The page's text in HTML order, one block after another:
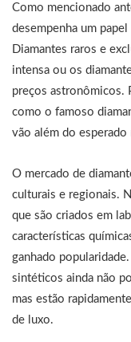
Como mencionado
desempenha um
Diamantes raros e
intensa ou os
preços astronômicos.
como o famoso
vão além do
O mercado de
culturais e regionais.
que são criados em
características
ganhado
sintéticos ainda não
mas estão
de luxo.